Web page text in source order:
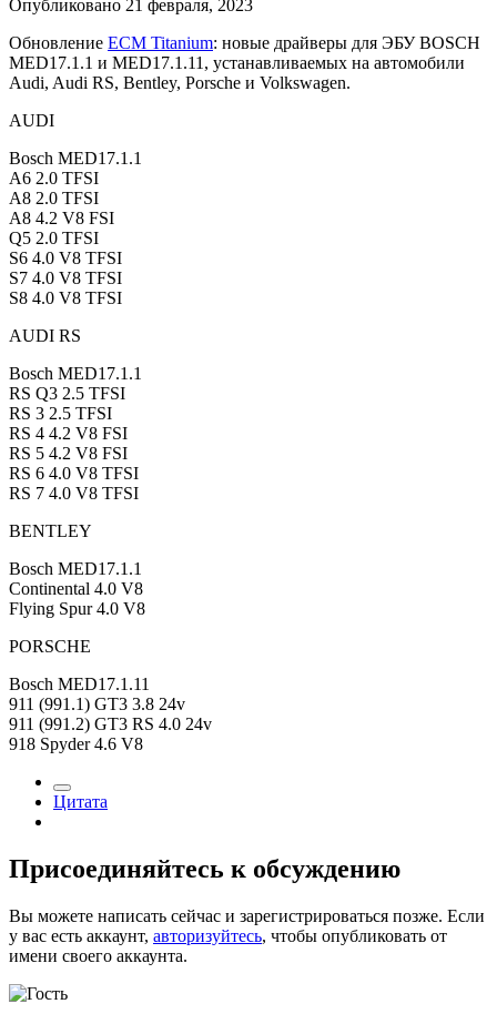
Опубликовано 21 февраля, 2023
Обновление ECM Titanium: новые драйверы для ЭБУ BOSCH
MED17.1.1 и MED17.1.11, устанавливаемых на автомобили
Audi, Audi RS, Bentley, Porsche и Volkswagen.
AUDI
Bosch MED17.1.1
A6 2.0 TFSI
A8 2.0 TFSI
A8 4.2 V8 FSI
Q5 2.0 TFSI
S6 4.0 V8 TFSI
S7 4.0 V8 TFSI
S8 4.0 V8 TFSI
AUDI RS
Bosch MED17.1.1
RS Q3 2.5 TFSI
RS 3 2.5 TFSI
RS 4 4.2 V8 FSI
RS 5 4.2 V8 FSI
RS 6 4.0 V8 TFSI
RS 7 4.0 V8 TFSI
BENTLEY
Bosch MED17.1.1
Continental 4.0 V8
Flying Spur 4.0 V8
PORSCHE
Bosch MED17.1.11
911 (991.1) GT3 3.8 24v
911 (991.2) GT3 RS 4.0 24v
918 Spyder 4.6 V8
Цитата
Присоединяйтесь к обсуждению
Вы можете написать сейчас и зарегистрироваться позже. Если
у вас есть аккаунт, авторизуйтесь, чтобы опубликовать от
имени своего аккаунта.